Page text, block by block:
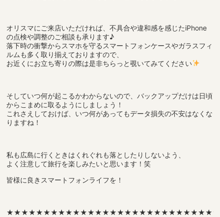
オリスマにご来店いただければ、不具合や違和感を感じたiPhone
の点検や調整のご相談も承ります♪
落下時の衝撃からスマホを守るスマートフォンケースやガラスフィ
ルムも多く取り揃えておりますので、
お近くにお立ち寄りの際は是非ちらっと覗いてみてください
そしていつ何が起こるかわからないので、バックアップだけは日頃
からこまめに取るようにしましょう！
これさえしておけば、いつ何があってもデータ損失の不安はなくな
りますね！
私も広島に行くときはくれぐれも落としたりしないよう、
よく注意して旅行を楽しみたいと思います！笑
皆様に良きスマートフォンライフを！